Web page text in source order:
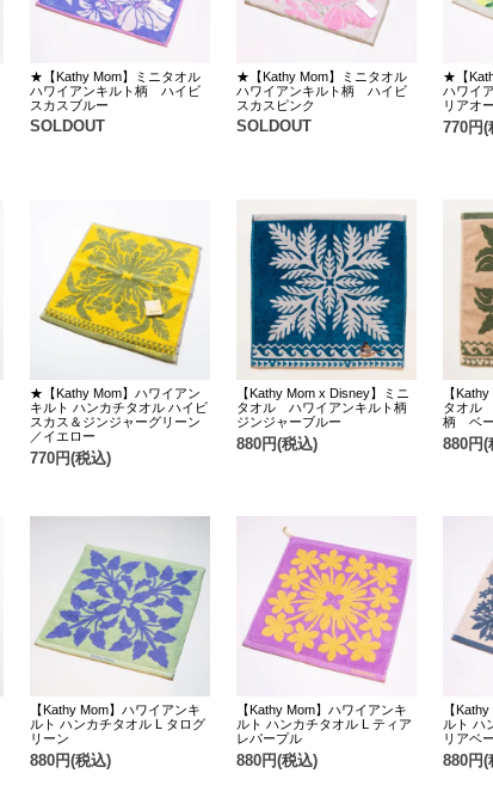
★【Kathy Mom】ミニタオル
ハワイアンキルト柄 ハイビ
スカスブルー
SOLDOUT
★【Kathy Mom】ミニタオル
ハワイアンキルト柄 ハイビ
スカスピンク
SOLDOUT
★【
ハワイ
リアオ
770円(
★【Kathy Mom】ハワイアン
キルト ハンカチタオル ハイビ
スカス＆ジンジャーグリーン
／イエロー
770円(税込)
【Kathy Mom x Disney】ミニ
タオル ハワイアンキルト柄
ジンジャーブルー
880円(税込)
【
タオル
柄 ベー
880円(
【Kathy Mom】ハワイアンキ
ルト ハンカチタオル L タログ
リーン
880円(税込)
【Kathy Mom】ハワイアンキ
ルト ハンカチタオル L ティア
レパープル
880円(税込)
【
ルト ハ
リアベ
880円(